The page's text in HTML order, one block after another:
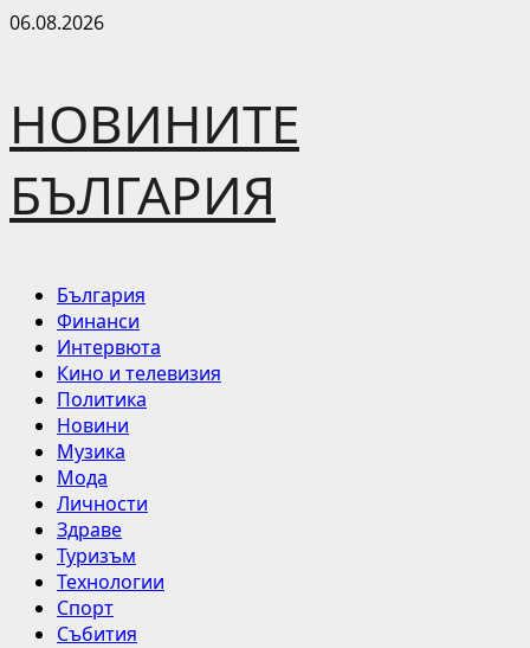
Skip
06.08.2026
НОВИНИТЕ
БЪЛГАРИЯ
Primary
Menu
България
Финанси
Интервюта
Кино и телевизия
Политика
Новини
Музика
Мода
Личности
Здраве
Туризъм
Технологии
Спорт
Събития